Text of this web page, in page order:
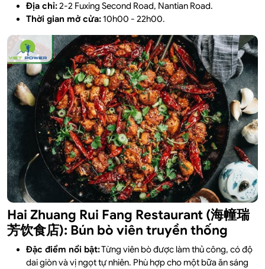
Địa chỉ:2-2 Fuxing Second Road, Nantian Road.
Thời gian mở cửa: 10h00 - 22h00.
Hai Zhuang Rui Fang Restaurant (海幢瑞
芳饮食店): Bún bò viên truyền thống
Đặc điểm nổi bật:Từng viên bò được làm thủ công, có độ
dai giòn và vị ngọt tự nhiên. Phù hợp cho một bữa ăn sáng